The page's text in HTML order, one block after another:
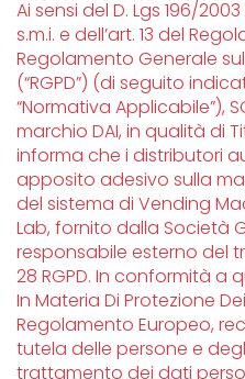
Ai sensi del D. Lgs 196/2003
s.m.i. e dell’art. 13 del
Regolamento Generale
(“RGPD”) (di seguito
“Normativa Applicabile”),
marchio DAI, in qualità di
informa che i distributori
apposito adesivo sulla
del sistema di Vending
Lab, fornito dalla Società
responsabile esterno del
28 RGPD. In conformità
In Materia Di Protezione
Regolamento Europeo,
tutela delle persone e
trattamento dei dati